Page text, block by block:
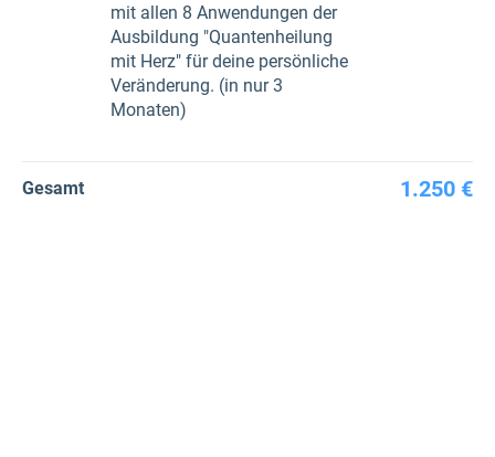
mit allen 8 Anwendungen der
Ausbildung "Quantenheilung
mit Herz" für deine persönliche
Veränderung. (in nur 3
Monaten)
Gesamt 1.250 €